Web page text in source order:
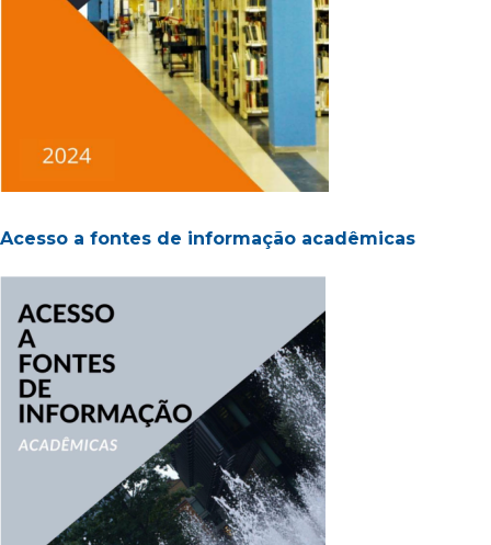
Acesso a fontes de informação acadêmicas